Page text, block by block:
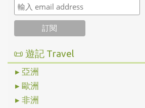
📜 遊記 Travel
▸ 亞洲
▸ 歐洲
▸ 非洲